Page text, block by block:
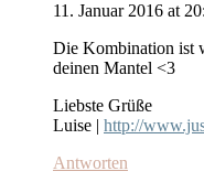
11. Januar 2016 at
Die Kombination ist
deinen Mantel <3
Liebste Grüße
Luise | http://
Antworten